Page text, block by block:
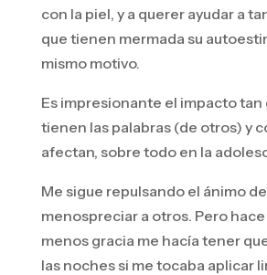
con la piel, y a querer ayudar a
que tienen mermada su
mismo motivo.
Es impresionante el impacto tan
tienen las palabras (de otros) y
afectan, sobre todo en la
Me sigue repulsando el ánimo
menospreciar a otros. Pero
menos gracia me hacía tener
las noches si me tocaba aplicar